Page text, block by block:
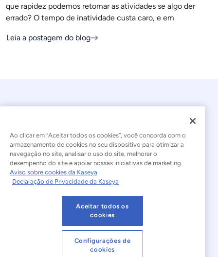
que rapidez podemos retomar as atividades se algo der
errado? O tempo de inatividade custa caro, e em
Leia a postagem do blog
© 2026 Kaseya. Todos os direitos reservados.
Português Brasileiro
Declaração sobre a Escravidão Moderna
Termos de Uso do Site Declaração de Privacidade
Mapa do site Cookies Settings
Ao clicar em “Aceitar todos os cookies”, você concorda com o
armazenamento de cookies no seu dispositivo para otimizar a
navegação no site, analisar o uso do site, melhorar o
desempenho do site e apoiar nossas iniciativas de marketing.
Aviso sobre cookies da Kaseya
Declaração de Privacidade da Kaseya
Aceitar todos os
cookies
Configurações de
cookies